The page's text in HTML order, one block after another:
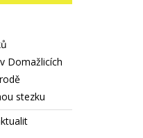
Domažlicích
stezku